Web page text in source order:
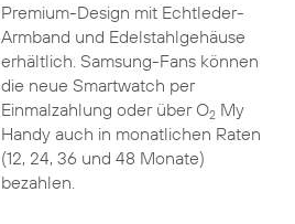
Premium-Design mit Echtleder-
Armband und Edelstahlgehäuse
erhältlich. Samsung-Fans können
die neue Smartwatch per
Einmalzahlung oder über O2My
Handy auch in monatlichen Raten
(12, 24, 36 und 48 Monate)
bezahlen.